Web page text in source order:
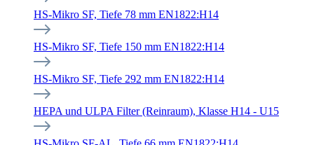
HS-Mikro SF, Tiefe 78 mm EN1822:H14
HS-Mikro SF, Tiefe 150 mm EN1822:H14
HS-Mikro SF, Tiefe 292 mm EN1822:H14
HEPA und ULPA Filter (Reinraum), Klasse H14 - U15